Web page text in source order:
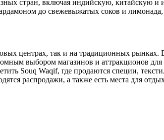
стран, включая индийскую, китайскую
до свежевыжатых соков и лимонада
центрах, так и на традиционных рынках.
выбором магазинов и аттракционов для
Souq Waqif, где продаются специи,
распродажи, а также есть места для